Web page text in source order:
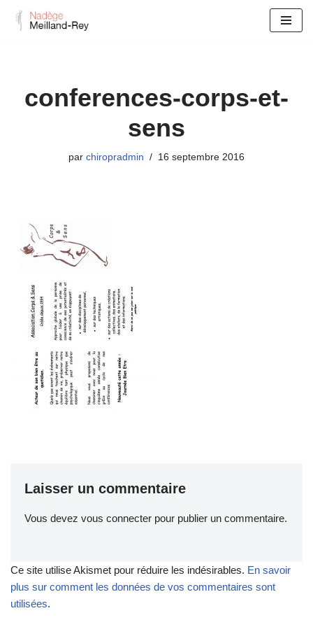
conferences-corps-et-
sens
par chiropradmin 16 septembre 2016
Laisser un commentaire
Vous devez vous connecter pour publier un commentaire.
Ce site utilise Akismet pour réduire les indésirables. En savoir
plus sur comment les données de vos commentaires sont
utilisées.